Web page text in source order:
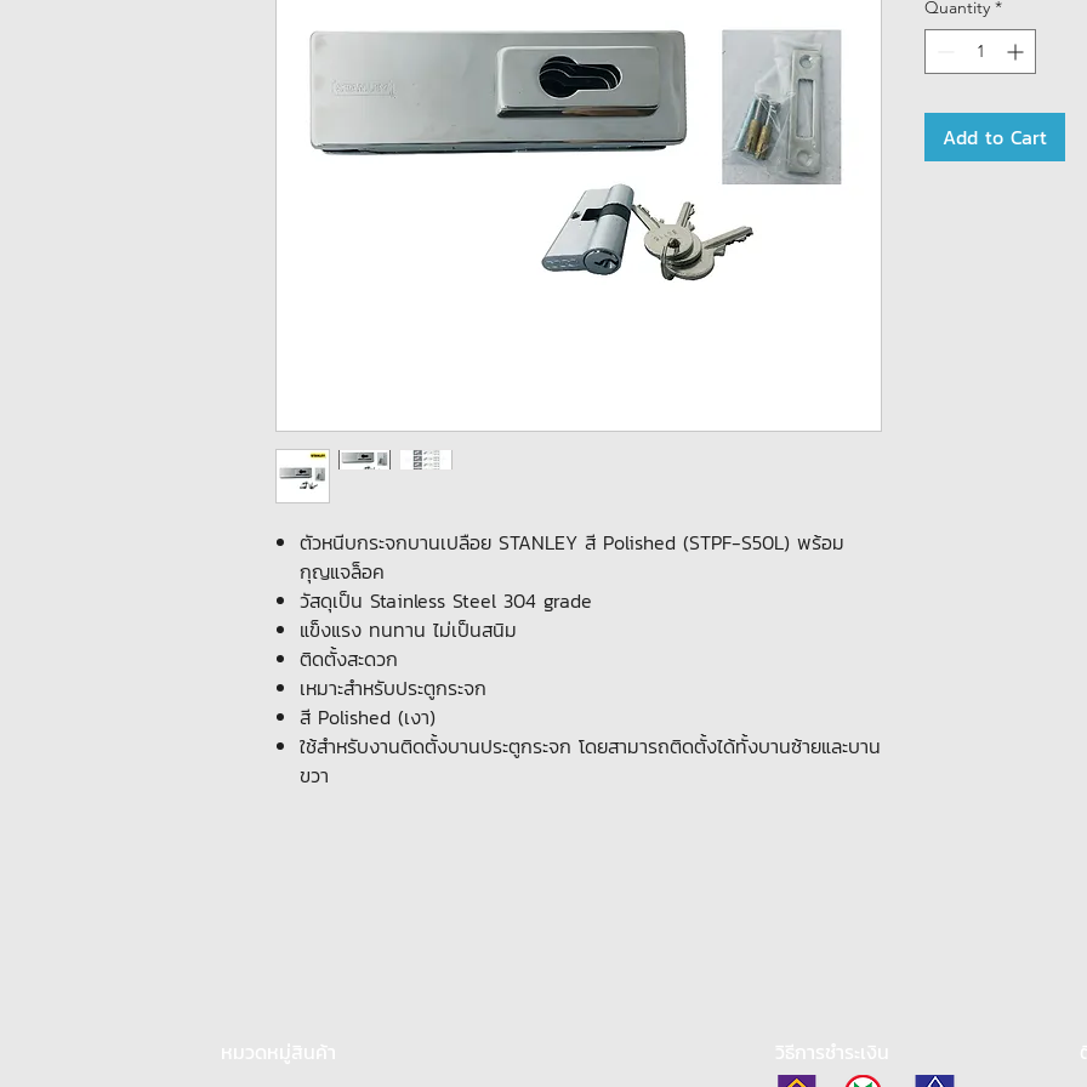
ตัวหนีบกระจกบานเปลือย STANLEY สี Polished (STPF-S50L) พร้อม
กุญแจล็อค
วัสดุเป็น Stainless Steel 304 grade
แข็งแรง ทนทาน ไม่เป็นสนิม
ติดตั้งสะดวก
เหมาะสำหรับประตูกระจก
สี Polished (เงา)
ใช้สำหรับงานติดตั้งบานประตูกระจก โดยสามารถติดตั้งได้ทั้งบานซ้ายและบาน
ขวา
Quantity *
Add to Cart